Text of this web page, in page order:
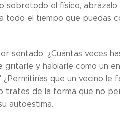
sobretodo el físico,
todo el tiempo que puedas
sentado. ¿Cuántas veces
y hablarle como un
¿Permitirías que un vecino
trates de la forma que no
autoestima.